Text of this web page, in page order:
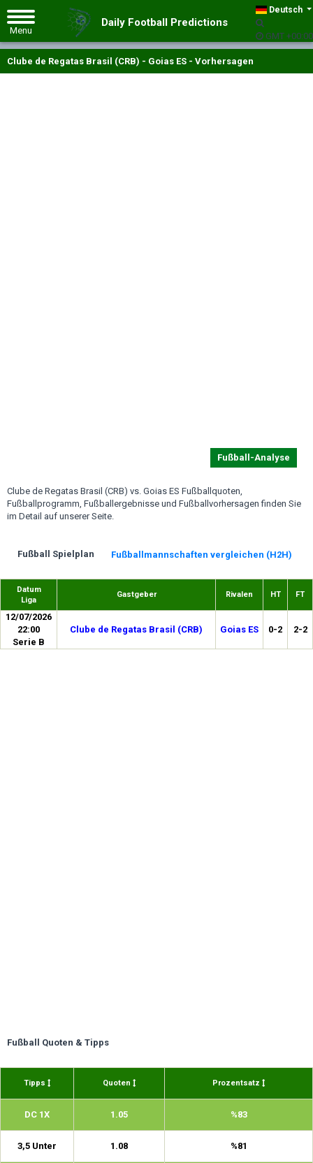
Deutsch
GMT +00:00
Daily Football Predictions
Clube de Regatas Brasil (CRB) - Goias ES - Vorhersagen
Fußball-Analyse
Clube de Regatas Brasil (CRB) vs. Goias ES Fußballquoten,
Fußballprogramm, Fußballergebnisse und Fußballvorhersagen finden Sie
im Detail auf unserer Seite.
Fußball Spielplan Fußballmannschaften vergleichen (H2H)
Datum
Liga
Gastgeber Rivalen HT FT
12/07/2026
22:00
Serie B
Clube de Regatas Brasil (CRB) Goias ES 0-2 2-2
Fußball Quoten & Tipps
Tipps Quoten Prozentsatz
DC 1X 1.05 %83
3,5 Unter 1.08 %81